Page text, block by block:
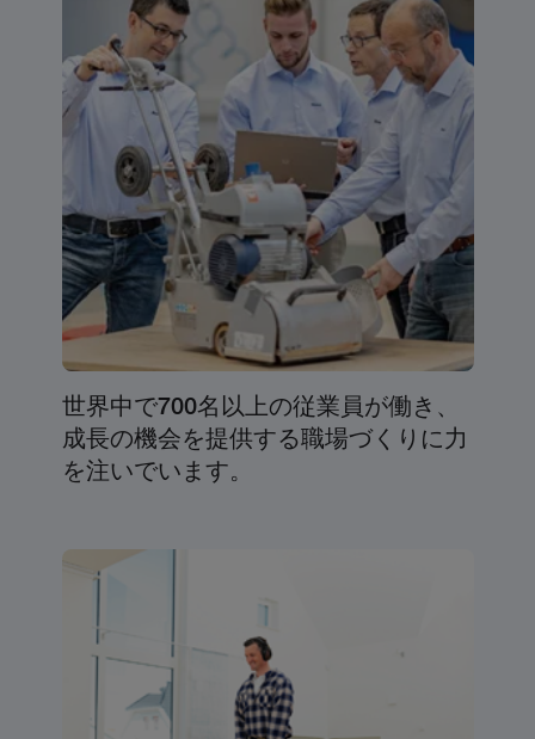
世界中で700名以上の従業員が働き、
成長の機会を提供する職場づくりに力
を注いでいます。